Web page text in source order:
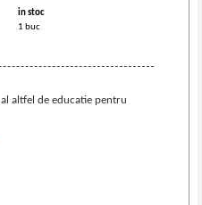
in stoc
1 buc
altfel de educatie pentru